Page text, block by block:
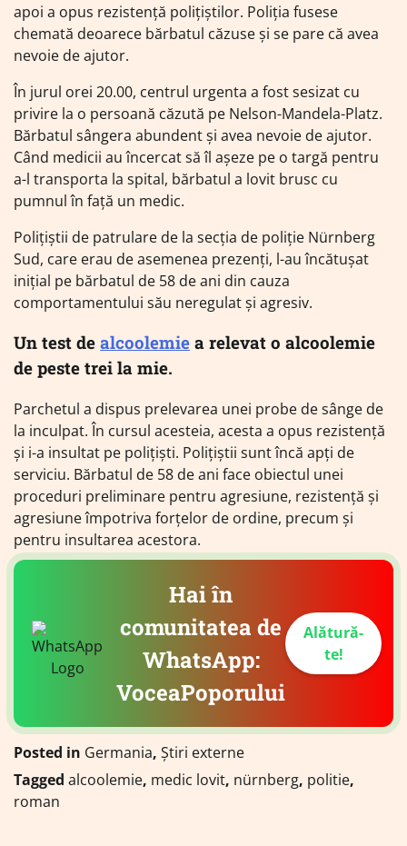
apoi a opus rezistență polițiștilor. Poliția fusese
chemată deoarece bărbatul căzuse și se pare că avea
nevoie de ajutor.
În jurul orei 20.00, centrul urgenta a fost sesizat cu
privire la o persoană căzută pe Nelson-Mandela-Platz.
Bărbatul sângera abundent și avea nevoie de ajutor.
Când medicii au încercat să îl așeze pe o targă pentru
a-l transporta la spital, bărbatul a lovit brusc cu
pumnul în față un medic.
Polițiștii de patrulare de la secția de poliție Nürnberg
Sud, care erau de asemenea prezenți, l-au încătușat
inițial pe bărbatul de 58 de ani din cauza
comportamentului său neregulat și agresiv.
Un test de alcoolemie a relevat o alcoolemie
de peste trei la mie.
Parchetul a dispus prelevarea unei probe de sânge de
la inculpat. În cursul acesteia, acesta a opus rezistență
și i-a insultat pe polițiști. Polițiștii sunt încă apți de
serviciu. Bărbatul de 58 de ani face obiectul unei
proceduri preliminare pentru agresiune, rezistență și
agresiune împotriva forțelor de ordine, precum și
pentru insultarea acestora.
Hai în
comunitatea de
WhatsApp:
VoceaPoporului
Alătură-
te!
Posted in Germania, Știri externe
Tagged alcoolemie, medic lovit, nürnberg, politie,
roman